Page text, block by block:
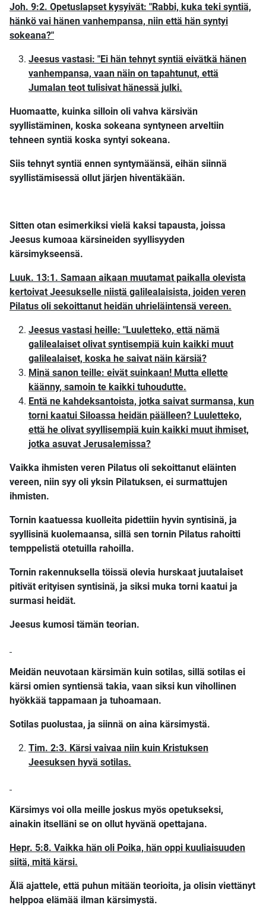
Joh. 9:2. Opetuslapset kysyivät: "Rabbi, kuka teki syntiä,
hänkö vai hänen vanhempansa, niin että hän syntyi
sokeana?"
Jeesus vastasi: "Ei hän tehnyt syntiä eivätkä hänen
vanhempansa, vaan näin on tapahtunut, että
Jumalan teot tulisivat hänessä julki.
Huomaatte, kuinka silloin oli vahva kärsivän
syyllistäminen, koska sokeana syntyneen arveltiin
tehneen syntiä koska syntyi sokeana.
Siis tehnyt syntiä ennen syntymäänsä, eihän siinnä
syyllistämisessä ollut järjen hiventäkään.
Sitten otan esimerkiksi vielä kaksi tapausta, joissa
Jeesus kumoaa kärsineiden syyllisyyden
kärsimykseensä.
Luuk. 13:1. Samaan aikaan muutamat paikalla olevista
kertoivat Jeesukselle niistä galilealaisista, joiden veren
Pilatus oli sekoittanut heidän uhrieläintensä vereen.
Jeesus vastasi heille: "Luuletteko, että nämä
galilealaiset olivat syntisempiä kuin kaikki muut
galilealaiset, koska he saivat näin kärsiä?
Minä sanon teille: eivät suinkaan! Mutta ellette
käänny, samoin te kaikki tuhoudutte.
Entä ne kahdeksantoista, jotka saivat surmansa, kun
torni kaatui Siloassa heidän päälleen? Luuletteko,
että he olivat syyllisempiä kuin kaikki muut ihmiset,
jotka asuvat Jerusalemissa?
Vaikka ihmisten veren Pilatus oli sekoittanut eläinten
vereen, niin syy oli yksin Pilatuksen, ei surmattujen
ihmisten.
Tornin kaatuessa kuolleita pidettiin hyvin syntisinä, ja
syyllisinä kuolemaansa, sillä sen tornin Pilatus rahoitti
temppelistä otetuilla rahoilla.
Tornin rakennuksella töissä olevia hurskaat juutalaiset
pitivät erityisen syntisinä, ja siksi muka torni kaatui ja
surmasi heidät.
Jeesus kumosi tämän teorian.
Meidän neuvotaan kärsimän kuin sotilas, sillä sotilas ei
kärsi omien syntiensä takia, vaan siksi kun vihollinen
hyökkää tappamaan ja tuhoamaan.
Sotilas puolustaa, ja siinnä on aina kärsimystä.
Tim. 2:3. Kärsi vaivaa niin kuin Kristuksen
Jeesuksen hyvä sotilas.
Kärsimys voi olla meille joskus myös opetukseksi,
ainakin itselläni se on ollut hyvänä opettajana.
Hepr. 5:8. Vaikka hän oli Poika, hän oppi kuuliaisuuden
siitä, mitä kärsi.
Älä ajattele, että puhun mitään teorioita, ja olisin viettänyt
helppoa elämää ilman kärsimystä.